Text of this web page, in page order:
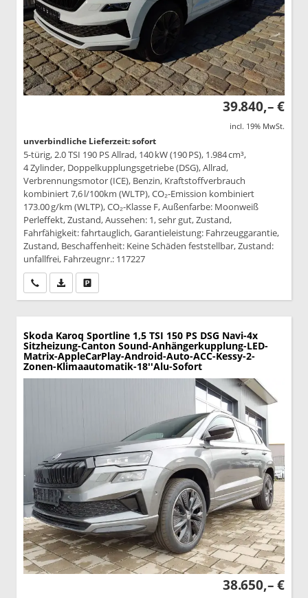
39.840,– €
incl. 19% MwSt.
unverbindliche Lieferzeit: sofort
5-türig, 2.0 TSI 190 PS Allrad, 140 kW (190 PS), 1.984 cm³,
4 Zylinder, Doppelkupplungsgetriebe (DSG), Allrad,
Verbrennungsmotor (ICE), Benzin, Kraftstoffverbrauch
kombiniert 7,6 l/100km (WLTP), CO₂-Emission kombiniert
173.00 g/km (WLTP), CO₂-Klasse F, Außenfarbe: Moonweiß
Perleffekt, Zustand, Aussehen: 1, sehr gut, Zustand,
Fahrfähigkeit: fahrtauglich, Garantieleistung: Fahrzeuggarantie,
Zustand, Beschaffenheit: Keine Schäden feststellbar, Zustand:
unfallfrei, Fahrzeugnr.: 117227
Wir rufen Sie anPDF-Datei, Fahrzeugexposé drucken
Skoda Karoq Sportline 1,5 TSI 150 PS DSG Navi-4x
Sitzheizung-Canton Sound-Anhängerkupplung-LED-
Matrix-AppleCarPlay-Android-Auto-ACC-Kessy-2-
Zonen-Klimaautomatik-18''Alu-Sofort
38.650,– €